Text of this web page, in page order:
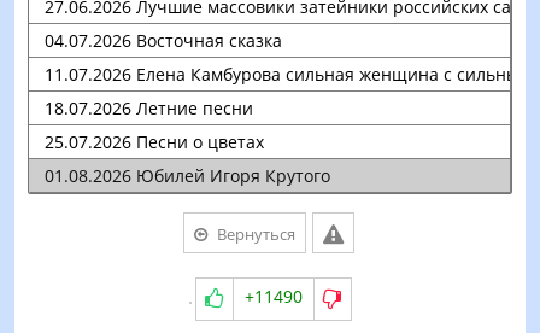
Вернуться
+11490